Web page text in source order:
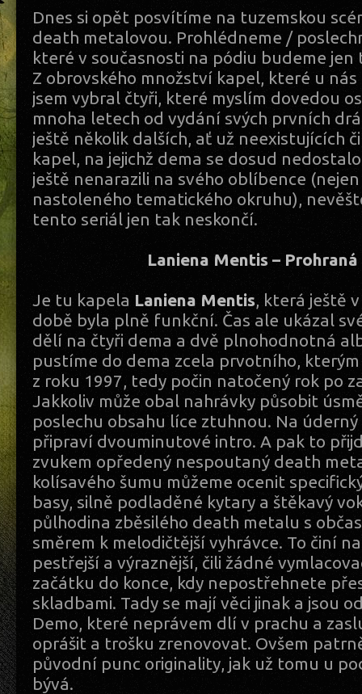
Dnes si opět posvítíme na tuzemskou
death metalovou. Prohlédneme /
které v současnosti na pódiu budeme jen
Z obrovského množství kapel, které u
jsem vybral čtyři, které myslím dovedou
mnoha letech od vydání svých prvních
ještě několik dalších, ať už neexistujících
kapel, na jejichž dema se dosud
ještě nenarazili na svého oblíbence
nastoleného tematického okruhu),
tento seriál jen tak neskončí.
Laniena Mentis –
Je tu kapela Laniena Mentis, která ještě
době byla plně funkční. Čas ale ukázal
dělí na čtyři dema a dvě plnohodnotná
pustíme do dema zcela prvotního,
z roku 1997, tedy počin natočený rok po
Jakkoliv může obal nahrávky působit
poslechu obsahu líce ztuhnou. Na
připraví dvouminutové intro. A pak to
zvukem opředený nespoutaný death
kolísavého šumu můžeme ocenit
basy, silně podladěné kytary a štěkavý
půlhodina zběsilého death metalu s
směrem k melodičtější vyhrávce. To činí
pestřejší a výraznější, čili žádné
začátku do konce, kdy nepostřehnete
skladbami. Tady se mají věci jinak a jsou
Demo, které neprávem dlí v prachu a
oprášit a trošku zrenovovat. Ovšem
původní punc originality, jak už tomu u
bývá.